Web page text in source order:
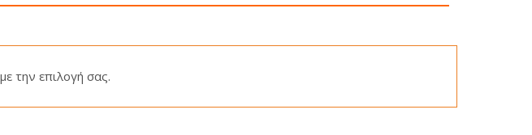
την επιλογή σας.